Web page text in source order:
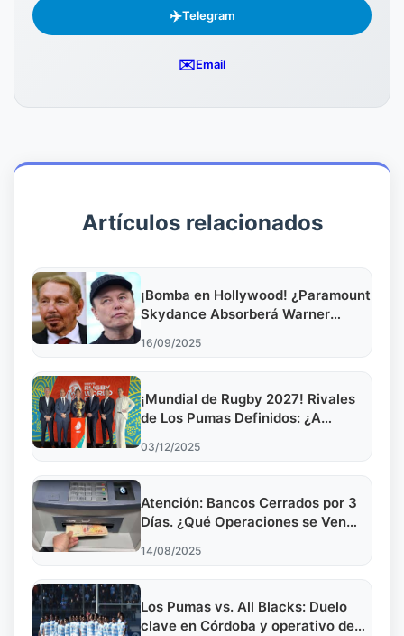
✈️Telegram
✉️Email
Artículos relacionados
¡Bomba en Hollywood! ¿Paramount
Skydance Absorberá Warner
16/09/2025
¡Mundial de Rugby 2027! Rivales
de Los Pumas Definidos: ¿A
03/12/2025
Atención: Bancos Cerrados por 3
Días. ¿Qué Operaciones se Ven
14/08/2025
Los Pumas vs. All Blacks: Duelo
clave en Córdoba y operativo de